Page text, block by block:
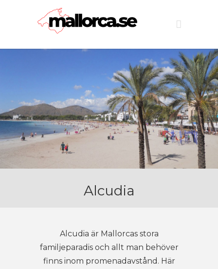
Alcudia
Alcudia är Mallorcas stora
familjeparadis och allt man behöver
finns inom promenadavstånd. Här